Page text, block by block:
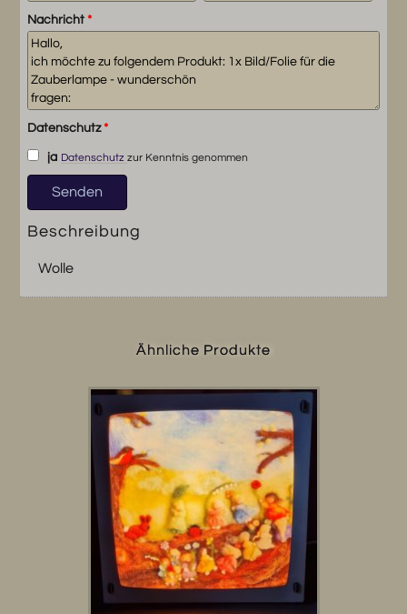
Nachricht*
Datenschutz*
ja Datenschutz zur Kenntnis genommen
Beschreibung
Wolle
Ähnliche Produkte